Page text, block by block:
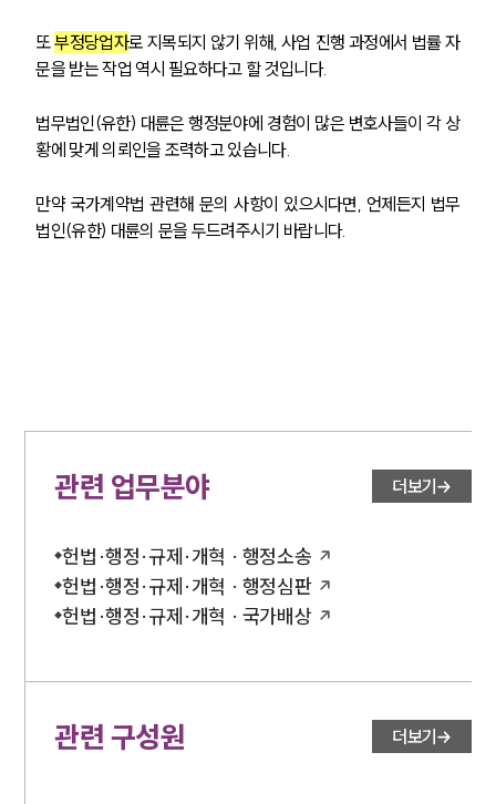
또 부정당업자로 지목되지 않기 위해, 사업 진행 과정에서 법률 자
문을 받는 작업 역시 필요하다고 할 것입니다.
법무법인(유한) 대륜은 행정분야에 경험이 많은 변호사들이 각 상
황에 맞게 의뢰인을 조력하고 있습니다.
만약 국가계약법 관련해 문의 사항이 있으시다면, 언제든지 법무
법인(유한) 대륜의 문을 두드려주시기 바랍니다.
관련 업무분야 더보기
헌법·행정·규제·개혁 · 행정소송
헌법·행정·규제·개혁 · 행정심판
헌법·행정·규제·개혁 · 국가배상
관련 구성원 더보기